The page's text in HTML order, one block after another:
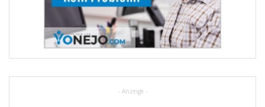
- Anzeige -